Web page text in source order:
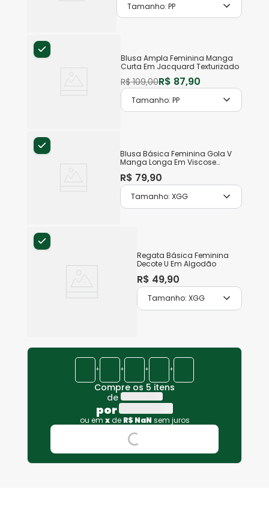
Tamanho:PP
Blusa Ampla Feminina Manga
Curta Em Jacquard Texturizado
R$ 109,00R$ 87,90
Tamanho:PP
Blusa Básica Feminina Gola V
Manga Longa Em Viscose
R$ 79,90
Tamanho: XGG
Regata Básica Feminina
Decote U Em Algodão
R$ 49,90
Tamanho: XGG
+ + + +
Compre os 5 itens
de
por
ou em x de R$ NaN sem juros